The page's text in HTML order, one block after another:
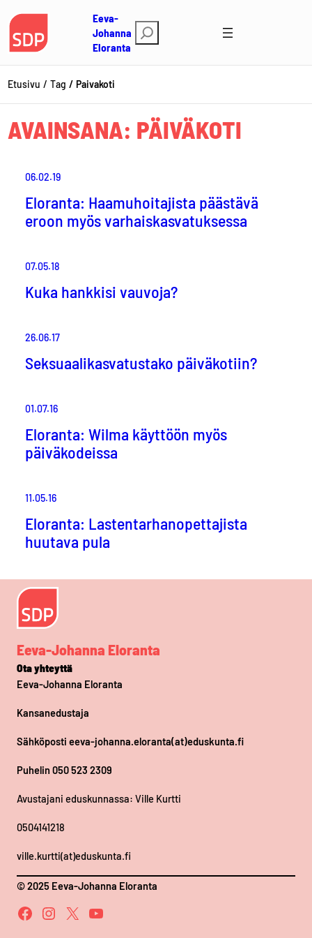
sisältöön
Eeva-
Johanna
Eloranta t
s
Etusivu Tag Paivakoti
AVAINSANA: PÄIVÄKOTI
06.02.19
Eloranta: Haamuhoitajista päästävä
eroon myös varhaiskasvatuksessa
07.05.18
Kuka hankkisi vauvoja?
26.06.17
Seksuaalikasvatustako päiväkotiin?
01.07.16
Eloranta: Wilma käyttöön myös
päiväkodeissa
11.05.16
Eloranta: Lastentarhanopettajista
huutava pula
Eeva-Johanna Eloranta
Ota yhteyttä
Eeva-Johanna Eloranta
Kansanedustaja
Sähköposti eeva-johanna.eloranta(at)eduskunta.fi
Puhelin 050 523 2309
Avustajani eduskunnassa: Ville Kurtti
0504141218
ville.kurtti(at)eduskunta.fi
© 2025 Eeva-Johanna Eloranta
Facebook Instagram X YouTube